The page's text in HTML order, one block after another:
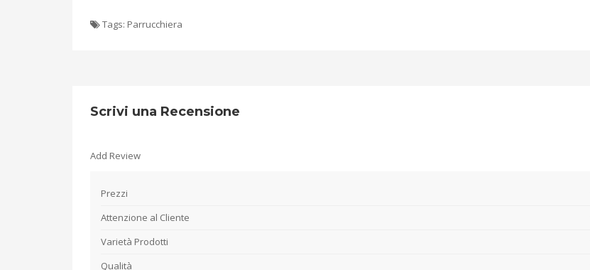
Tags: Parrucchiera
Scrivi una Recensione
Add Review
Prezzi
Attenzione al Cliente
Varietà Prodotti
Qualità